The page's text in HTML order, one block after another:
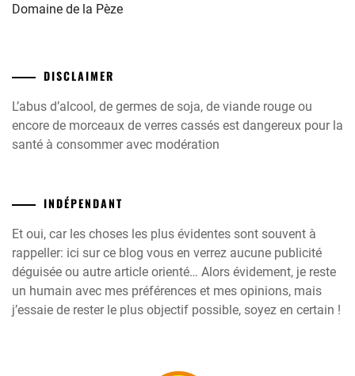
Domaine de la Pèze
DISCLAIMER
L’abus d’alcool, de germes de soja, de viande rouge ou
encore de morceaux de verres cassés est dangereux pour la
santé à consommer avec modération
INDÉPENDANT
Et oui, car les choses les plus évidentes sont souvent à
rappeller: ici sur ce blog vous en verrez aucune publicité
déguisée ou autre article orienté… Alors évidement, je reste
un humain avec mes préférences et mes opinions, mais
j’essaie de rester le plus objectif possible, soyez en certain !